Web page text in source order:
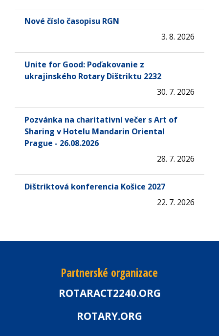
Nové číslo časopisu RGN
3. 8. 2026
Unite for Good: Poďakovanie z
ukrajinského Rotary Dištriktu 2232
30. 7. 2026
Pozvánka na charitativní večer s Art of
Sharing v Hotelu Mandarin Oriental
Prague - 26.08.2026
28. 7. 2026
Dištriktová konferencia Košice 2027
22. 7. 2026
Partnerské organizace
ROTARACT2240.ORG
ROTARY.ORG